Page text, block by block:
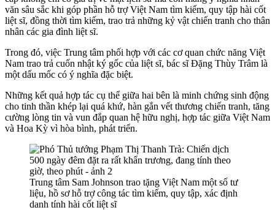
văn sâu sắc khi góp phần hỗ trợ Việt Nam tìm kiếm, quy tập hài cốt
liệt sĩ, đồng thời tìm kiếm, trao trả những kỷ vật chiến tranh cho thân
nhân các gia đình liệt sĩ.
Trong đó, việc Trung tâm phối hợp với các cơ quan chức năng Việt
Nam trao trả cuốn nhật ký gốc của liệt sĩ, bác sĩ Đặng Thùy Trâm là
một dấu mốc có ý nghĩa đặc biệt.
Những kết quả hợp tác cụ thể giữa hai bên là minh chứng sinh động
cho tinh thần khép lại quá khứ, hàn gắn vết thương chiến tranh, tăng
cường lòng tin và vun đắp quan hệ hữu nghị, hợp tác giữa Việt Nam
và Hoa Kỳ vì hòa bình, phát triển.
Trung tâm Sam Johnson trao tặng Việt Nam một số tư
liệu, hồ sơ hỗ trợ công tác tìm kiếm, quy tập, xác định
danh tính hài cốt liệt sĩ